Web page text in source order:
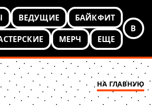
ВЕДУЩИЕ
БАЙКФИТ
МЕРЧ ЕЩЕ
В
НА ГЛАВНУЮ